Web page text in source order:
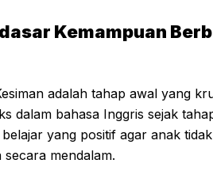
Kemampuan
adalah tahap awal yang
dalam bahasa Inggris sejak
yang positif agar anak
mendalam.